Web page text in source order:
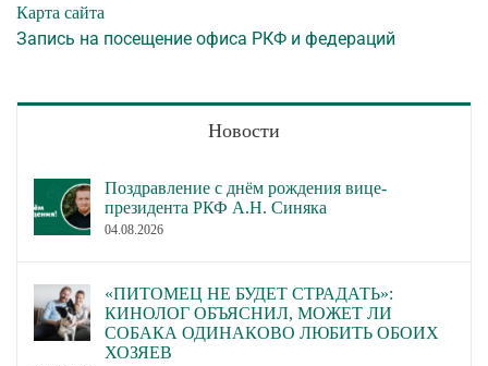
Карта сайта
Запись на посещение офиса РКФ и федераций
Новости
Поздравление с днём рождения вице-
президента РКФ А.Н. Синяка
04.08.2026
«ПИТОМЕЦ НЕ БУДЕТ СТРАДАТЬ»:
КИНОЛОГ ОБЪЯСНИЛ, МОЖЕТ ЛИ
СОБАКА ОДИНАКОВО ЛЮБИТЬ ОБОИХ
ХОЗЯЕВ